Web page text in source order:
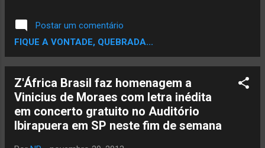
capital mundial da música, onde profissionais e
artistas do mundo todo se encontrarão. É o
SIM São Paulo, um evento que nasce no hub
de Paris. O foco é o desenvolvimento do novo
MERCADO da música. Os interessados em
informação, discussão e networking já estão
adquirindo seus pro-badge, a credencial
profissional. Em paralelo às atividades
Postar um comentário
FIQUE A VONTADE, QUEBRADA...
Z'África Brasil faz homenagem a
Vinicius de Moraes com letra inédita
em concerto gratuito no Auditório
Ibirapuera em SP neste fim de semana